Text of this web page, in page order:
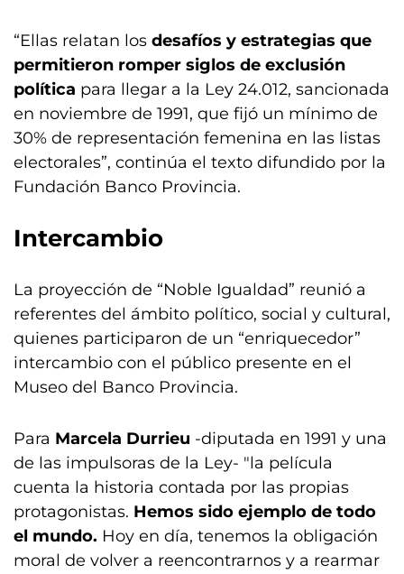
“Ellas relatan los desafíos y estrategias que
permitieron romper siglos de exclusión
política para llegar a la Ley 24.012, sancionada
en noviembre de 1991, que fijó un mínimo de
30% de representación femenina en las listas
electorales”, continúa el texto difundido por la
Fundación Banco Provincia.
Intercambio
La proyección de “Noble Igualdad” reunió a
referentes del ámbito político, social y cultural,
quienes participaron de un “enriquecedor”
intercambio con el público presente en el
Museo del Banco Provincia.
Para Marcela Durrieu -diputada en 1991 y una
de las impulsoras de la Ley- "la película
cuenta la historia contada por las propias
protagonistas. Hemos sido ejemplo de todo
el mundo. Hoy en día, tenemos la obligación
moral de volver a reencontrarnos y a rearmar